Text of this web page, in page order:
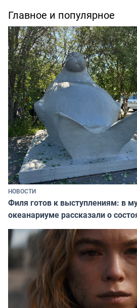
Главное и популярное
НОВОСТИ
Филя готов к выступлениям: в
океанариуме рассказали о